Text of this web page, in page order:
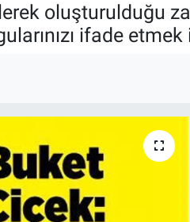
oluşturulduğu
ifade